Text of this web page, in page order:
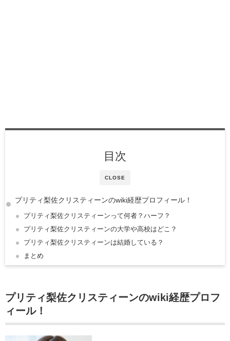
CLOSE
目次
プリティ梨佐クリスティーンのwiki経歴プロフィール！
プリティ梨佐クリスティーンって何者？ハーフ？
プリティ梨佐クリスティーンの大学や高校はどこ？
プリティ梨佐クリスティーンは結婚している？
まとめ
プリティ梨佐クリスティーンのwiki経歴プロフ
ィール！